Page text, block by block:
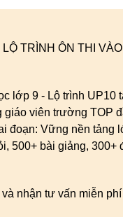
TRÌNH ÔN THI
lớp 9 - Lộ trình UP10
giáo viên trường TOP
đoạn: Vững nền tảng
500+ bài giảng,
nhận tư vấn miễn phí